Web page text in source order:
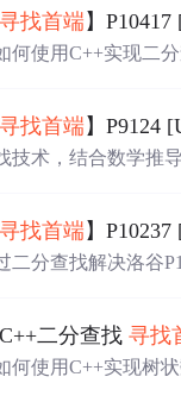
码、扩展阅读及测
寻找首端】P10417 [蓝桥
何使用C++实现二
给出了扩展阅读资
寻找首端】P9124
技术，结合数学推
终找到满足条件的
寻找首端】P10237
二分查找解决洛谷
适用于高频率区间
C++二分查找寻找
何使用C++实现树